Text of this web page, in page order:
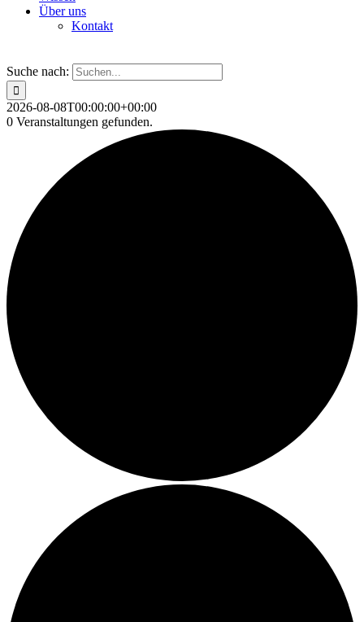
Über uns
Kontakt
Suche nach:
2026-08-08T00:00:00+00:00
0 Veranstaltungen gefunden.